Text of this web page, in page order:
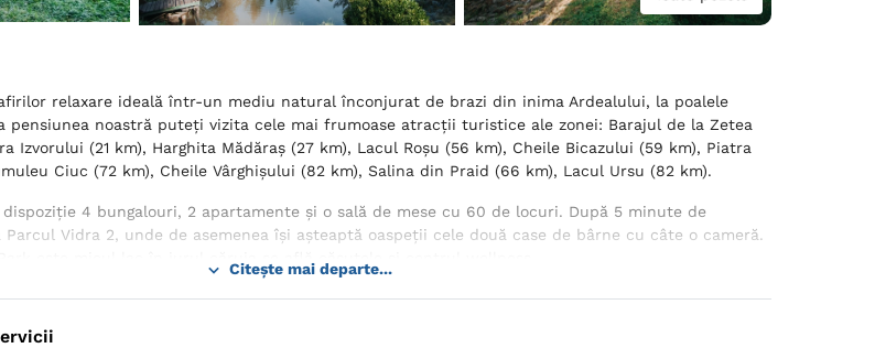
relaxare ideală într-un mediu natural înconjurat de brazi din inima Ardealului, la poalele
pensiunea noastră puteți vizita cele mai frumoase atracții turistice ale zonei: Barajul de la Zetea
Izvorului (21 km), Harghita Mădăraș (27 km), Lacul Roșu (56 km), Cheile Bicazului (59 km), Piatra
Ciuc (72 km), Cheile Vârghișului (82 km), Salina din Praid (66 km), Lacul Ursu (82 km).
dispoziție 4 bungalouri, 2 apartamente și o sală de mese cu 60 de locuri. După 5 minute de
Vidra 2, unde de asemenea își așteaptă oaspeții cele două case de bârne cu câte o cameră.
Citește mai departe...